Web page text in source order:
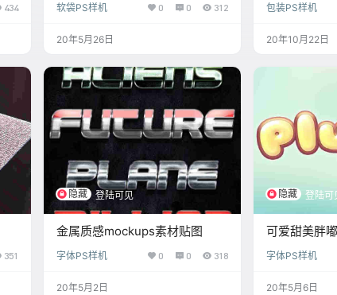
434 软袋PS样机 0 0 312
20年5月26日
包装PS样机
20年10月22日
351
隐藏 登陆可见
金属质感mockups素材贴图
字体PS样机 0 0 318
20年5月2日
隐藏 登陆可
可爱甜美胖
ps样机
字体PS样机
20年5月6日